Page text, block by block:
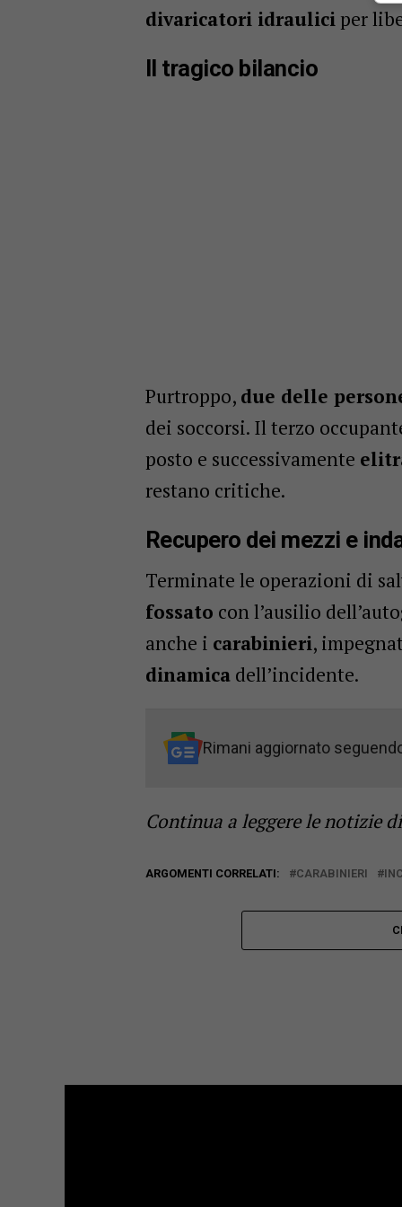
divaricatori idraulici per
Il tragico bilancio
Purtroppo, due delle
dei soccorsi. Il terzo
posto e successivamente
restano critiche.
Recupero dei mezzi e
Terminate le operazioni di
fossato con l’ausilio
anche i carabinieri,
dinamica dell’incidente.
Rimani aggiornato
Continua a leggere le notizie
ARGOMENTI CORRELATI: CARABINIERI